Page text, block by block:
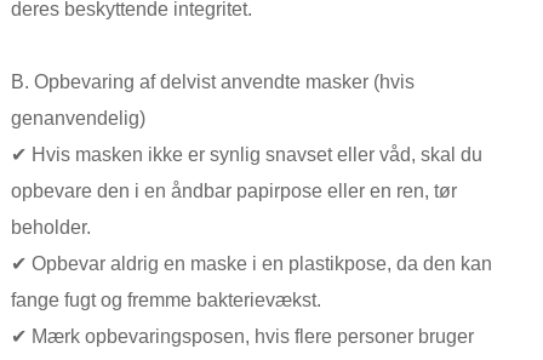
deres beskyttende integritet.
B. Opbevaring af delvist anvendte masker (hvis
genanvendelig)
✔ Hvis masken ikke er synlig snavset eller våd, skal du
opbevare den i en åndbar papirpose eller en ren, tør
beholder.
✔ Opbevar aldrig en maske i en plastikpose, da den kan
fange fugt og fremme bakterievækst.
✔ Mærk opbevaringsposen, hvis flere personer bruger